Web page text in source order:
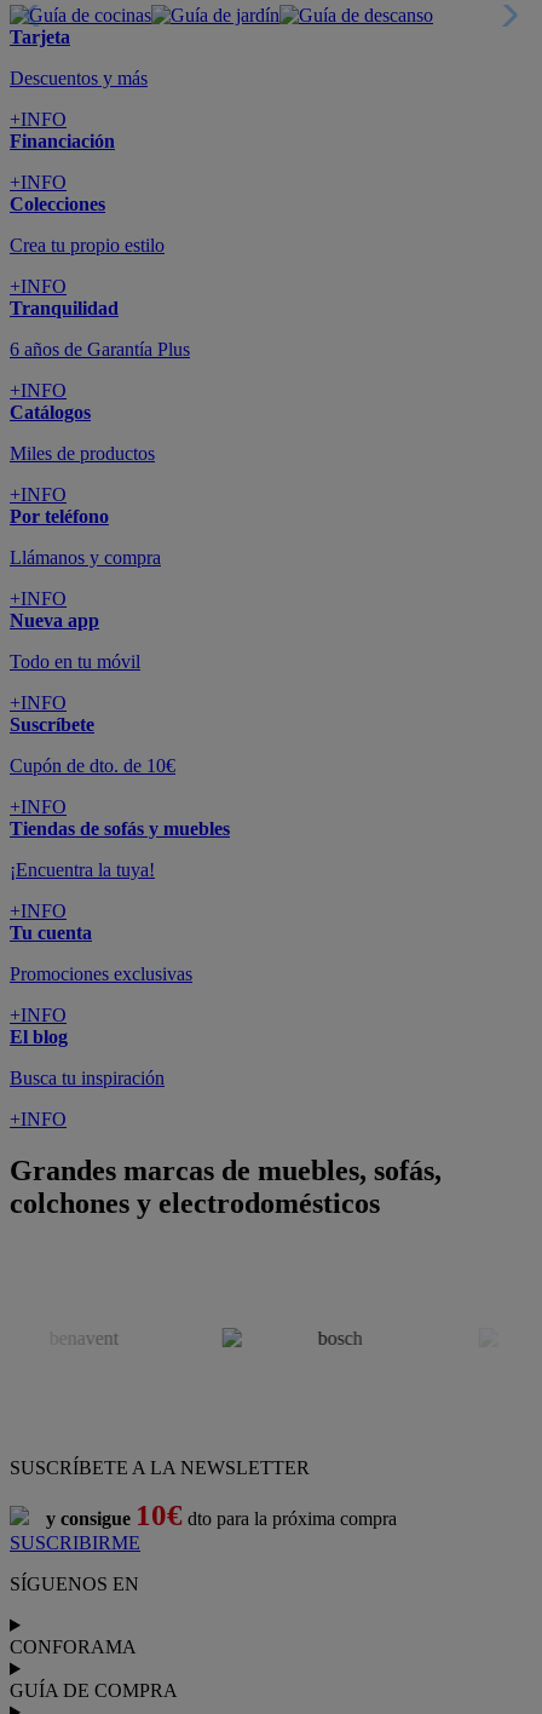
Tarjeta
Descuentos y más
+INFO
Financiación
+INFO
Colecciones
Crea tu propio estilo
+INFO
Tranquilidad
6 años de Garantía Plus
+INFO
Catálogos
Miles de productos
+INFO
Por teléfono
Llámanos y compra
+INFO
Nueva app
Todo en tu móvil
+INFO
Suscríbete
Cupón de dto. de 10€
+INFO
Tiendas de sofás y muebles
¡Encuentra la tuya!
+INFO
Tu cuenta
Promociones exclusivas
+INFO
El blog
Busca tu inspiración
+INFO
Grandes marcas de muebles, sofás,
colchones y electrodomésticos
SUSCRÍBETE A LA NEWSLETTER
y consigue 10€ dto para la próxima compra
SUSCRIBIRME
SÍGUENOS EN
CONFORAMA
GUÍA DE COMPRA